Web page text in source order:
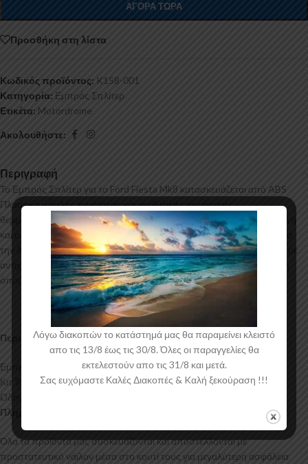
ΑΓΟΡΆ ΤΏΡΑ
Προσθήκη στη λίστα
Κωδικός προϊόντος: K158-001
Κατηγορία: Εμπρός Σπλίτερ
Ετικέτα: Motordrome
Ακολουθήστε:
Περιγραφή
Το Εμπρός Σπλίτερ για το Ford Fiesta Mk8 κατασκευάζεται από ABS
Πλαστικό υψηλής ποιότητας και αισθητικής σε μηχανές
θερμοδιαμόρφωσης τελευταίας τεχνολογίας έχοντας άψογη εφαρμογή
και εύκολη τοποθέτηση. Το υλικό πλαστικού που χρησιmοποιείται για
την δημιουργία προϊόντων έρχεται σε Μαύρο Γυαλιστερό χρώμα και με
αντιχαρακτική επιφάνεια. Συνοδεύεται από προστατευτική μεμβράνη
όπου αφαιρείται πριν την τοποθέτηση.
Περιεχόμενα Συσκευασίας:
Εμπρός Σπλίτερ Ford Fiesta Mk8
Κιτ Τοποθέτησης
Οδηγίες Τοποθέτησης
Πληροφορίες Αποστολής:
Όλα τα προϊόντα μας συσκευάζονται και αποστέλλονται με
προστατευτικό νάιλον μέσα στο κουτί τους για μεγαλύτερη ασφάλεια
Λόγω διακοπών το κατάστημά μας θα παραμείνει κλειστό
απο τις 13/8 έως τις 30/8. Όλες οι παραγγελίες θα
εκτελεστούν απο τις 31/8 και μετά.
Σας ευχόμαστε Καλές Διακοπές & Kαλή ξεκούραση !!!